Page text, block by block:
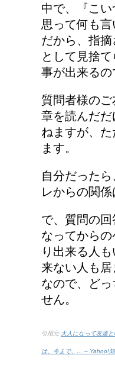
中で、『こ
思って何も言
だから、指
として見捨
事が出来るの
質問者様の
章を読んだ
ねますが、
ます。
自分だった
レからの関係
で、質問の
なってから
り出来る人
来ない人も居
なので、どっ
せん。
引用元-大人になって友達
は、今まで、… – Yahoo!